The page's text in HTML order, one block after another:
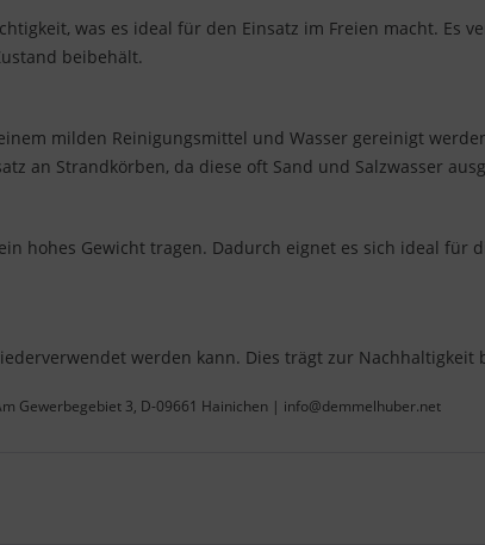
was es ideal für den Einsatz im Freien macht. Es
beibehält.
milden Reinigungsmittel und Wasser gereinigt
an Strandkörben, da diese oft Sand und Salzwasser
hohes Gewicht tragen. Dadurch eignet es sich ideal für
werden kann. Dies trägt zur
Gewerbegebiet 3, D-09661 Hainichen | info@demmelhuber.net